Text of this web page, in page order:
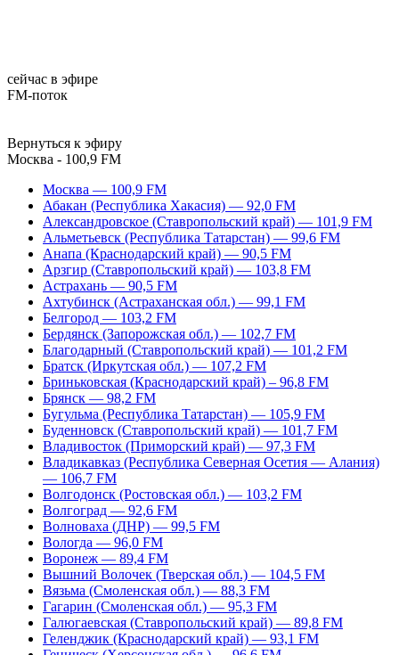
сейчас в эфире
FM-поток
Вернуться к эфиру
Москва - 100,9 FM
Москва — 100,9 FM
Абакан (Республика Хакасия) — 92,0 FM
Александровское (Ставропольский край) — 101,9 FM
Альметьевск (Республика Татарстан) — 99,6 FM
Анапа (Краснодарский край) — 90,5 FM
Арзгир (Ставропольский край) — 103,8 FM
Астрахань — 90,5 FM
Ахтубинск (Астраханская обл.) — 99,1 FM
Белгород — 103,2 FM
Бердянск (Запорожская обл.) — 102,7 FM
Благодарный (Ставропольский край) — 101,2 FM
Братск (Иркутская обл.) — 107,2 FM
Бриньковская (Краснодарский край) – 96,8 FM
Брянск — 98,2 FM
Бугульма (Республика Татарстан) — 105,9 FM
Буденновск (Ставропольский край) — 101,7 FM
Владивосток (Приморский край) — 97,3 FM
Владикавказ (Республика Северная Осетия — Алания)
— 106,7 FM
Волгодонск (Ростовская обл.) — 103,2 FM
Волгоград — 92,6 FM
Волноваха (ДНР) — 99,5 FM
Вологда — 96,0 FM
Воронеж — 89,4 FM
Вышний Волочек (Тверская обл.) — 104,5 FM
Вязьма (Смоленская обл.) — 88,3 FM
Гагарин (Смоленская обл.) — 95,3 FM
Галюгаевская (Ставропольский край) — 89,8 FM
Геленджик (Краснодарский край) — 93,1 FM